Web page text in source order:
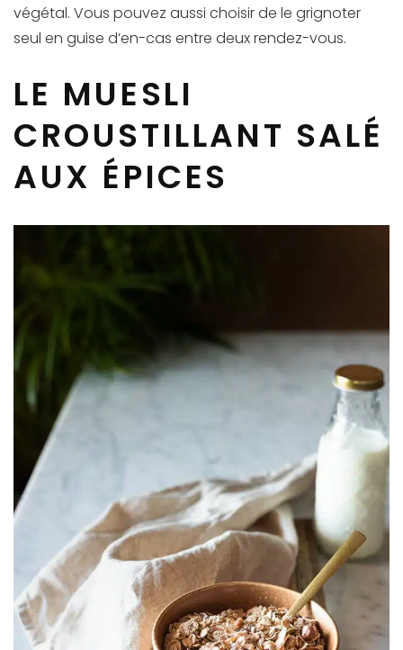
végétal. Vous pouvez aussi choisir de le grignoter
seul en guise d’en-cas entre deux rendez-vous.
LE MUESLI
CROUSTILLANT SALÉ
AUX ÉPICES